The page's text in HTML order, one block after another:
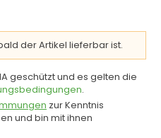
der Artikel lieferbar ist.
geschützt und es gelten die
.
zur Kenntnis
und bin mit ihnen